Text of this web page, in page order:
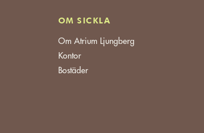
OM SICKLA
Om Atrium Ljungberg
Kontor
Bostäder